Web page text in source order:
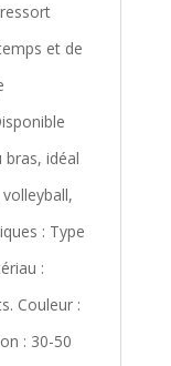
et de
bras, idéal
: Type
:
Couleur :
: 30-50